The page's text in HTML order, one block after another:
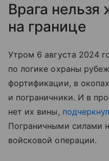
Врага нельзя
на границе
Утром 6 августа 2024
по логике охраны
фортификации, в
и пограничники. И в
нет их вины, подчеркнул
Пограничными силами
войсковой операции.